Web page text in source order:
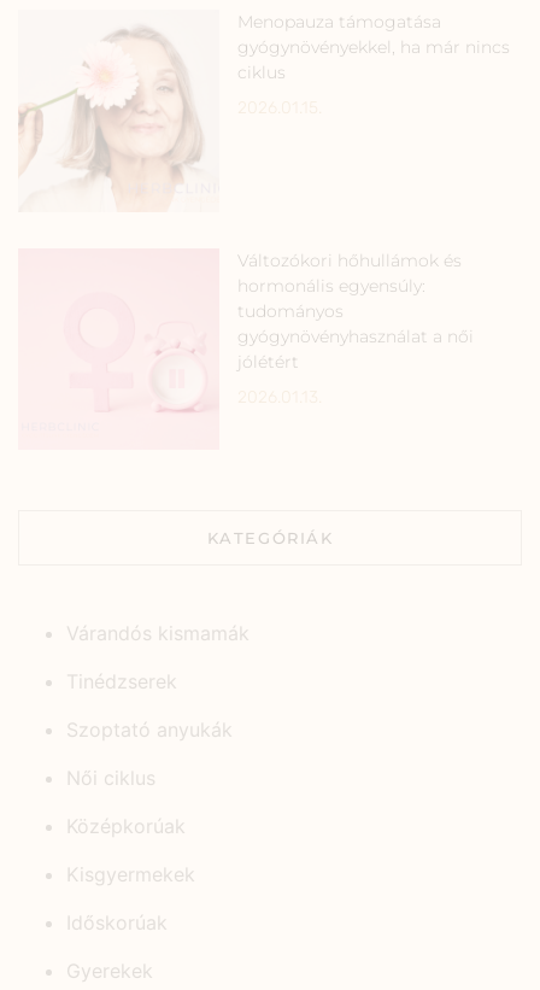
Menopauza támogatása
gyógynövényekkel, ha már nincs
ciklus
Változókori hőhullámok és
hormonális egyensúly:
tudományos
gyógynövényhasználat a női
jólétért
KATEGÓRIÁK
Várandós kismamák
Tinédzserek
Szoptató anyukák
Női ciklus
Középkorúak
Kisgyermekek
Időskorúak
Gyerekek